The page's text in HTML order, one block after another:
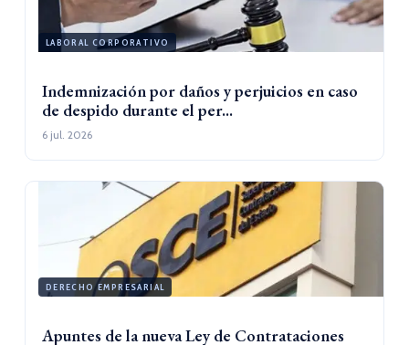
LABORAL CORPORATIVO
Indemnización por daños y perjuicios en caso
de despido durante el per...
6 jul. 2026
DERECHO EMPRESARIAL
Apuntes de la nueva Ley de Contrataciones